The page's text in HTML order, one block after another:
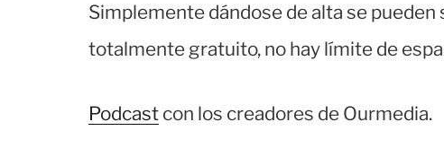
Simplemente dándose de alta se
totalmente gratuito, no hay límite de
Podcastcon los creadores de Ourmedia.